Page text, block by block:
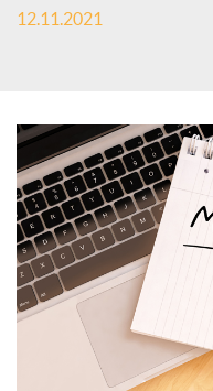
s
S
o
c
i
12.11.2021